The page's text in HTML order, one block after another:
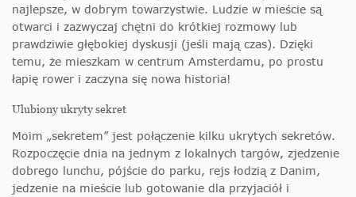
najlepsze, w dobrym towarzystwie. Ludzie w mieście są
otwarci i zazwyczaj chętni do krótkiej rozmowy lub
prawdziwie głębokiej dyskusji (jeśli mają czas). Dzięki
temu, że mieszkam w centrum Amsterdamu, po prostu
łapię rower i zaczyna się nowa historia!
Ulubiony ukryty sekret
Moim „sekretem” jest połączenie kilku ukrytych sekretów.
Rozpoczęcie dnia na jednym z lokalnych targów, zjedzenie
dobrego lunchu, pójście do parku, rejs łodzią z Danim,
jedzenie na mieście lub gotowanie dla przyjaciół i